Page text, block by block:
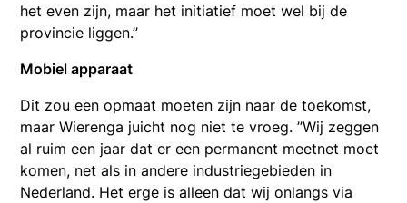
het even zijn, maar het initiatief moet wel bij de
provincie liggen.’’
Mobiel apparaat
Dit zou een opmaat moeten zijn naar de toekomst,
maar Wierenga juicht nog niet te vroeg. ’’Wij zeggen
al ruim een jaar dat er een permanent meetnet moet
komen, net als in andere industriegebieden in
Nederland. Het erge is alleen dat wij onlangs via